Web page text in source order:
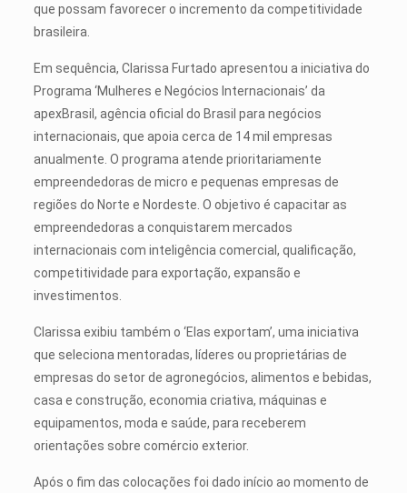
que possam favorecer o incremento da competitividade
brasileira.
Em sequência, Clarissa Furtado apresentou a iniciativa do
Programa ‘Mulheres e Negócios Internacionais’ da
apexBrasil, agência oficial do Brasil para negócios
internacionais, que apoia cerca de 14 mil empresas
anualmente. O programa atende prioritariamente
empreendedoras de micro e pequenas empresas de
regiões do Norte e Nordeste. O objetivo é capacitar as
empreendedoras a conquistarem mercados
internacionais com inteligência comercial, qualificação,
competitividade para exportação, expansão e
investimentos.
Clarissa exibiu também o ‘Elas exportam’, uma iniciativa
que seleciona mentoradas, líderes ou proprietárias de
empresas do setor de agronegócios, alimentos e bebidas,
casa e construção, economia criativa, máquinas e
equipamentos, moda e saúde, para receberem
orientações sobre comércio exterior.
Após o fim das colocações foi dado início ao momento de